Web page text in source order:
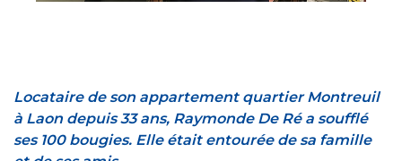
Locataire de son appartement quartier Montreuil
à Laon depuis 33 ans, Raymonde De Ré a soufflé
ses 100 bougies. Elle était entourée de sa famille